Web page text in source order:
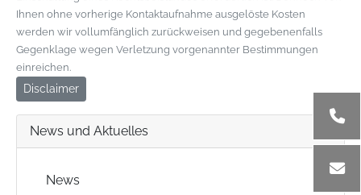
Ihnen ohne vorherige Kontaktaufnahme ausgelöste Kosten
werden wir vollumfänglich zurückweisen und gegebenenfalls
Gegenklage wegen Verletzung vorgenannter Bestimmungen
einreichen.
Disclaimer
News und Aktuelles
News